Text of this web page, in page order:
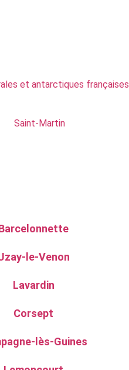
et antarctiques françaises
Saint-Martin
le-Venon
Lavardin
Corsept
lès-Guines